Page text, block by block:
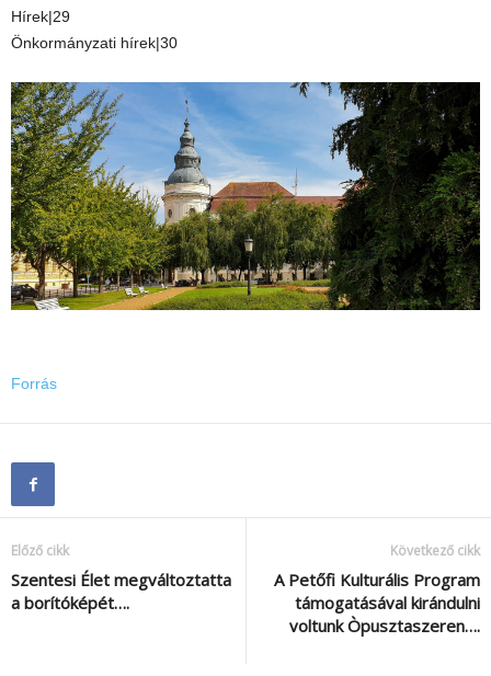
Hírek|29
Önkormányzati hírek|30
Forrás
Előző cikk
Szentesi Élet megváltoztatta
a borítóképét….
Következő cikk
A Petőfi Kulturális Program
támogatásával kirándulni
voltunk Òpusztaszeren….